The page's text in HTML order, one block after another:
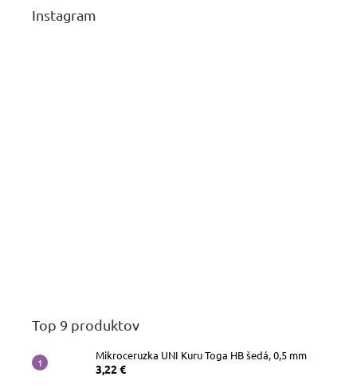
Instagram
Top 9 produktov
Mikroceruzka UNI Kuru Toga HB šedá, 0,5 mm
3,22 €